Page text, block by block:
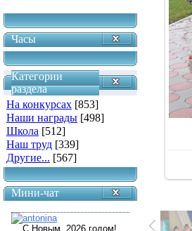
Часы
Категории
раздела
На конкурсах [853]
Наши награды [498]
Школа [512]
Наш труд [339]
Другие... [567]
Мини-чат